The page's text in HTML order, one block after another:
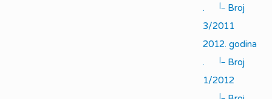
.
|_ Broj
3/2011
2012. godina
.
|_ Broj
1/2012
|_